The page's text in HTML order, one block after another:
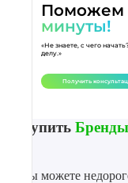
Поможем
минуты!
«Не знаете, с чего
делу.»
Получить
Купить Бренды
Вы можете